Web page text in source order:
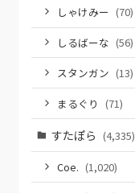
しゃけみー (70)
しるばーな (56)
スタンガン (13)
まるぐり (71)
すたぽら (4,335)
Coe. (1,020)